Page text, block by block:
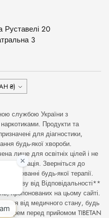
Руставелі 20
3
Україна (UAH ₴)
службою України з
Продукти та
для діагностики,
будь-якої хвороби.
лише для освітніх цілей і не
Зверніться до
оцінюванні будь-якої терапії.
від Відповідальності**
пропонованих на цьому сайті.
від медичного стану, будь
перед прийомом TIBETAN